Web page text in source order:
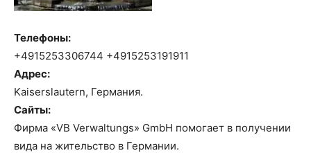
Телефоны:
+4915253306744 +4915253191911
Адрес:
Kaiserslautern, Германия.
Сайты:
Фирма «VB Verwaltungs» GmbH помогает в получении
вида на жительство в Германии.